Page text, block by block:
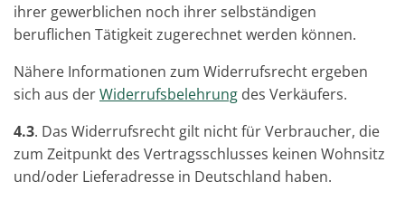
ihrer gewerblichen noch ihrer selbständigen
beruflichen Tätigkeit zugerechnet werden können.
Nähere Informationen zum Widerrufsrecht ergeben
sich aus derWiderrufsbelehrung des Verkäufers.
4.3. Das Widerrufsrecht gilt nicht für Verbraucher, die
zum Zeitpunkt des Vertragsschlusses keinen Wohnsitz
und/oder Lieferadresse in Deutschland haben.